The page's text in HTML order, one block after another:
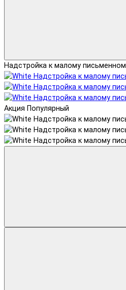
Надстройка к малому
Акция Популярный